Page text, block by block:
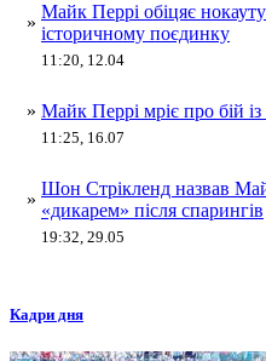
»
Майк Перрі обіцяє
історичному поєдинку
11:20, 12.04
» Майк Перрі мріє про бій
11:25, 16.07
»
Шон Стрікленд назвав
«дикарем» після спарингів
19:32, 29.05
Кадри дня